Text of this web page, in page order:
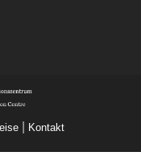
| Kontakt